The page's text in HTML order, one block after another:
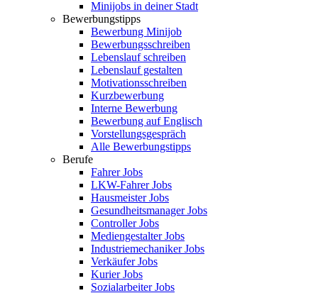
Minijobs in deiner Stadt
Bewerbungstipps
Bewerbung Minijob
Bewerbungsschreiben
Lebenslauf schreiben
Lebenslauf gestalten
Motivationsschreiben
Kurzbewerbung
Interne Bewerbung
Bewerbung auf Englisch
Vorstellungsgespräch
Alle Bewerbungstipps
Berufe
Fahrer Jobs
LKW-Fahrer Jobs
Hausmeister Jobs
Gesundheitsmanager Jobs
Controller Jobs
Mediengestalter Jobs
Industriemechaniker Jobs
Verkäufer Jobs
Kurier Jobs
Sozialarbeiter Jobs